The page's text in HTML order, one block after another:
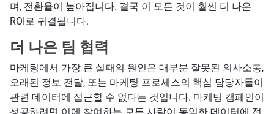
며, 전환율이 높아집니다. 결국 이 모든 것이 훨씬 더 나은
ROI로 귀결됩니다.
더 나은 팀 협력
마케팅에서 가장 큰 실패의 원인은 대부분 잘못된 의사소통,
오래된 정보 전달, 또는 마케팅 프로세스의 핵심 담당자들이
관련 데이터에 접근할 수 없다는 것입니다. 마케팅 캠페인이